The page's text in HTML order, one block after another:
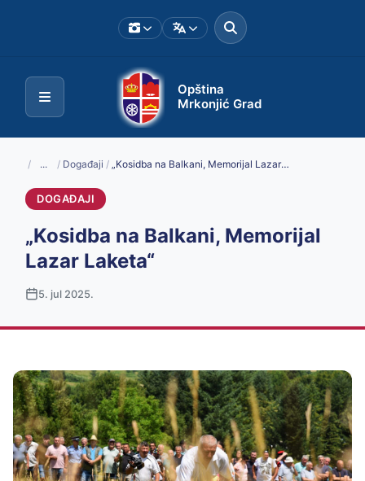
Opština
Mrkonjić Grad
/ ... / Događaji / „Kosidba na Balkani, Memorijal Lazar Laketa“
DOGAĐAJI
„Kosidba na Balkani, Memorijal
Lazar Laketa“
5. jul 2025.